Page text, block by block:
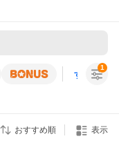
すべての条
1
おすすめ順 表示